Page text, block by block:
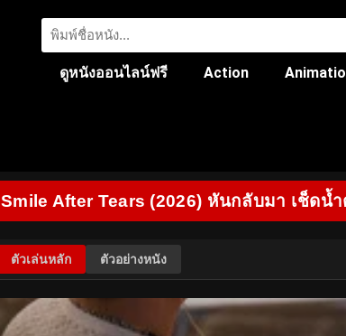
ดูหนังออนไลน์ฟรี Action
Smile After Tears (2026) หันกลับมา เช็ดน้ำ
ตัวเล่นหลัก ตัวอย่างหนัง